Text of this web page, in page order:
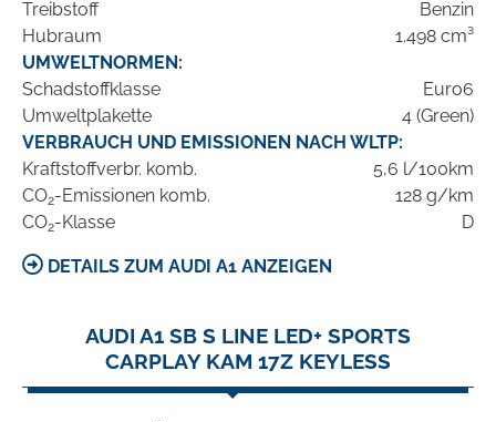
Treibstoff
Benzin
Hubraum
1.498 cm³
UMWELTNORMEN:
Schadstoffklasse
Euro6
Umweltplakette
4 (Green)
VERBRAUCH UND EMISSIONEN NACH WLTP:
Kraftstoffverbr. komb.
5,6 l/100km
CO2-Emissionen komb.
128 g/km
CO2-Klasse D
DETAILS ZUM AUDI A1 ANZEIGEN
AUDI A1 SB S LINE LED+ SPORTS
CARPLAY KAM 17Z KEYLESS